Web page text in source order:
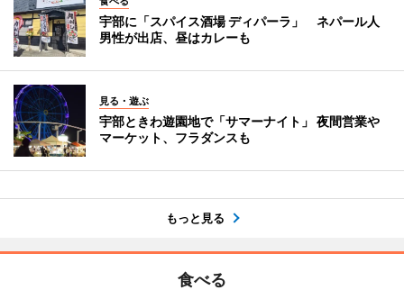
宇部に「スパイス酒場 ディパーラ」 ネパール人
男性が出店、昼はカレーも
見る・遊ぶ
宇部ときわ遊園地で「サマーナイト」 夜間営業や
マーケット、フラダンスも
もっと見る
食べる